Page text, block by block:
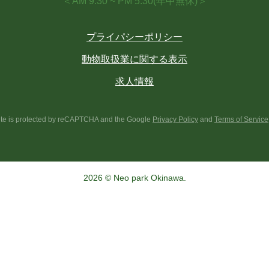
プライパシーポリシー
動物取扱業に関する表示
求人情報
is protected by reCAPTCHA and the Google Privacy Policy and Terms of Service
2026 © Neo park Okinawa.